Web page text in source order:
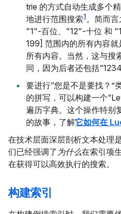
trie 的方式自动生成多个
地进行范围搜索1 。简而
"1"-百位、"12"-十位 和
199] 范围内的所有内容
所有内容。当然，这与搜
同，因为后者还包括
要进行“您是不是要找？”
的拼写，可以构建一个
遍历字典。这个操作特别
的故事，了解它如何在
在技术层面深层剖析文本处理
们已经强调了 为什么在索引项
在获得可以高效执行的搜索。
构建索引